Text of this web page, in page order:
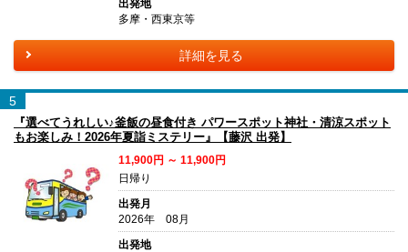
出発地
多摩・西東京等
詳細を見る
5
『選べてうれしい♪釜飯の昼食付き パワースポット神社・清涼スポット
もお楽しみ！2026年夏詣ミステリー』【藤沢 出発】
11,900円 ～ 11,900円
日帰り
出発月
2026年 08月
出発地